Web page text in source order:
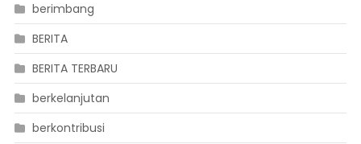
berimbang
BERITA
BERITA TERBARU
berkelanjutan
berkontribusi